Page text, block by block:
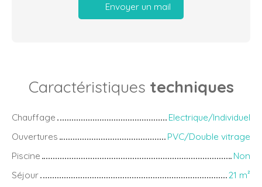
Envoyer un mail
Caractéristiques techniques
Chauffage
Electrique/Individuel
Ouvertures
PVC/Double vitrage
Piscine
Non
Séjour
21 m²